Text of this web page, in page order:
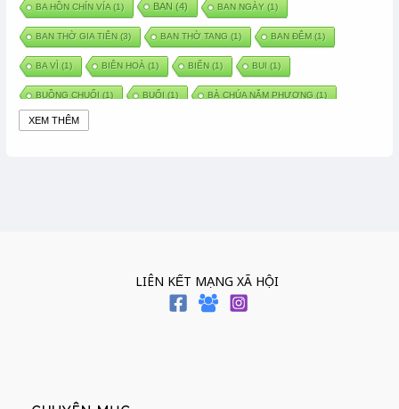
BA HỒN CHÍN VÍA(1) BAN (4) BAN NGÀY (1)
BAN THỜ GIA TIÊN (3) BAN THỜ TANG (1) BAN ĐÊM(1)
BA VÌ (1) BIÊN HOÀ (1) BIỂN (1) BUI (1)
BUỒNG CHUỐI (1) BUỔI (1) BÀ CHÚA NĂM PHƯƠNG (1)
BÀ CHÚA THÀNH ĐÔNG
BÁNH CHƯNG BÁNH DẦY
BÁNH TRÁNG (1) BÁNH TRÔI BÁNH CHAY
XEM THÊM
LIÊN KẾT MẠNG XÃ HỘI